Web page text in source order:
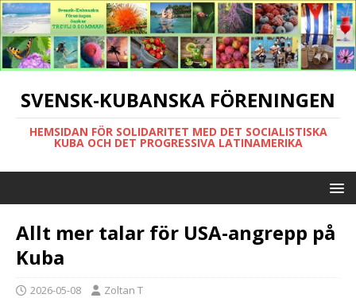
SVENSK-KUBANSKA FÖRENINGEN
HEMSIDAN FÖR SOLIDARITET MED DET SOCIALISTISKA
KUBA OCH DET PROGRESSIVA LATINAMERIKA
Allt mer talar för USA-angrepp på
Kuba
2026-05-08 Zoltan T